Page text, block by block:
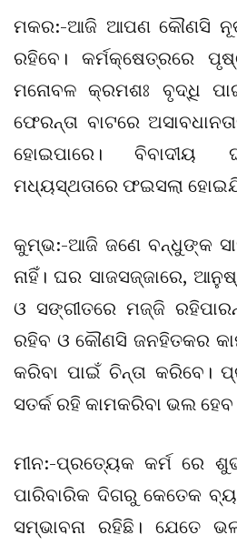
ମକର:-ଆଜି ଆପଣ କୌଣସି
ରହିବେ। କର୍ମକ୍ଷେତ୍ରରେ
ମନୋବଳ କ୍ରମଶଃ ବୃଦ୍ଧି
ଫେରନ୍ତା ବାଟରେ
ହୋଇପାରେ। ବିବାଦୀୟ
ମଧ୍ୟସ୍ଥତାରେ ଫଇସଲା
କୁମ୍ଭ:-ଆଜି ଜଣେ ବନ୍ଧୁଙ୍କ
ନାହିଁ। ଘର ସାଜସଜ୍ଜାରେ,
ଓ ସଙ୍ଗୀତରେ ମଜ୍ଜି
ରହିବ ଓ କୌଣସି ଜନହିତକର
କରିବା ପାଇଁ ଚିନ୍ତା କରିବେ।
ସତର୍କ ରହି କାମକରିବା ଭଲ
ମୀନ:-ପ୍ରତ୍ୟେକ କର୍ମ ରେ
ପାରିବାରିକ ଦିଗରୁ କେତେକ
ସମ୍ଭାବନା ରହିଛି। ଯେତେ